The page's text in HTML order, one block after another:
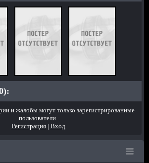
и жалобы могут только зарегистрированные
пользователи.
Регистрация| Вход